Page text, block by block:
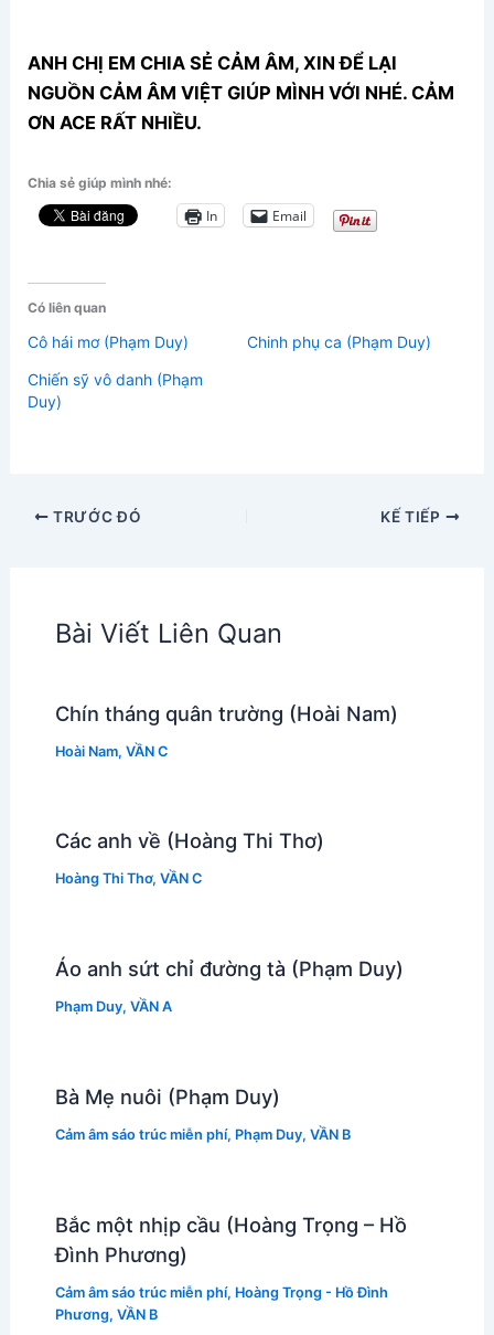
ANH CHỊ EM CHIA SẺ CẢM ÂM, XIN ĐỂ LẠI
NGUỒN CẢM ÂM VIỆT GIÚP MÌNH VỚI NHÉ. CẢM
ƠN ACE RẤT NHIỀU.
Chia sẻ giúp mình nhé:
In Email
Có liên quan
Cô hái mơ (Phạm Duy)
Chinh phụ ca (Phạm Duy)
Chiến sỹ vô danh (Phạm
Duy)
TRƯỚC ĐÓ KẾ TIẾP
Bài Viết Liên Quan
Chín tháng quân trường (Hoài Nam)
Hoài Nam, VẦN C
Các anh về (Hoàng Thi Thơ)
Hoàng Thi Thơ, VẦN C
Áo anh sứt chỉ đường tà (Phạm Duy)
Phạm Duy, VẦN A
Bà Mẹ nuôi (Phạm Duy)
Cảm âm sáo trúc miễn phí, Phạm Duy, VẦN B
Bắc một nhịp cầu (Hoàng Trọng – Hồ
Đình Phương)
Cảm âm sáo trúc miễn phí, Hoàng Trọng - Hồ Đình
Phương, VẦN B